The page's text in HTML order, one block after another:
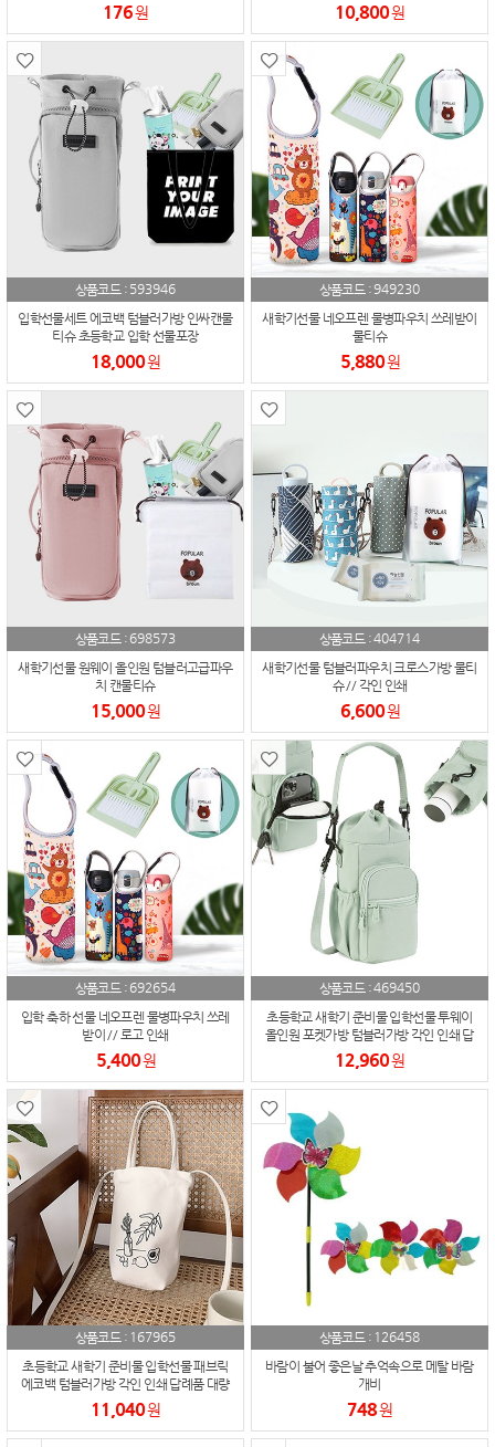
176원 10,800원
상품코드 : 593946
입학선물세트 에코백 텀블러가방 인싸캔물
티슈 초등학교 입학 선물포장
18,000원
상품코드 :949230
새학기선물 네오프렌 물병파우치 쓰레받이
물티슈
5,880원
상품코드 : 698573
새학기선물 원웨이 올인원 텀블러고급파우
치 캔물티슈
15,000원
상품코드 :404714
새학기선물 텀블러파우치 크로스가방 물티
슈 // 각인 인쇄
6,600원
상품코드 : 692654
입학 축하 선물 네오프렌 물병파우치 쓰레
받이 // 로고 인쇄
5,400원
상품코드 :469450
초등학교 새학기 준비물 입학선물 투웨이
올인원 포켓가방 텀블러가방 각인 인쇄 답
례품 대량주문
12,960원
상품코드 : 167965
초등학교 새학기 준비물 입학선물 패브릭
에코백 텀블러가방 각인 인쇄 답례품 대량
주문
11,040원
상품코드 : 126458
바람이 불어 좋은날 추억속으로 메탈 바람
개비
748원